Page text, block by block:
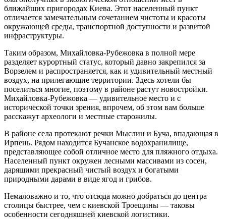
ближайших пригородах Киева. Этот населенный пункт
отличается замечательным сочетанием чистоты и красоты
окружающей среды, транспортной доступности и развитой
инфраструктуры.
Таким образом, Михайловка-Рубежовка в полной мере
разделяет курортный статус, который давно закрепился за
Ворзелем и распространяется, как и удивительный местный
воздух, на прилегающие территории. Здесь хотели бы
поселиться многие, поэтому в районе растут новостройки.
Михайловка-Рубежовка — удивительное место и с
исторической точки зрения, впрочем, об этом вам больше
расскажут археологи и местные старожилы.
В районе села протекают речки Мыслин и Буча, впадающая в
Ирпень. Рядом находится Бучанское водохранилище,
представляющее собой отличное место для пляжного отдыха.
Населенный пункт окружен лесными массивами из сосен,
дарящими прекрасный чистый воздух и богатыми
природными дарами в виде ягод и грибов.
Немаловажно и то, что отсюда можно добраться до центра
столицы быстрее, чем с киевской Троещины — таковы
особенности сегодняшней киевской логистики.